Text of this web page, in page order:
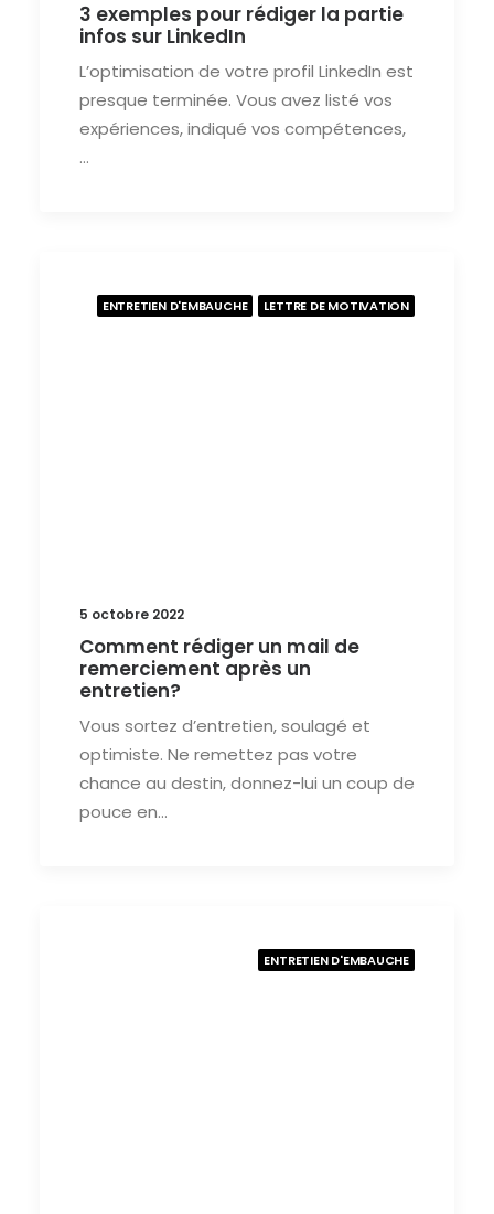
3 exemples pour rédiger la partie
infos sur LinkedIn
L’optimisation de votre profil LinkedIn est
presque terminée. Vous avez listé vos
expériences, indiqué vos compétences,
…
ENTRETIEN D'EMBAUCHE LETTRE DE MOTIVATION
5 octobre 2022
Comment rédiger un mail de
remerciement après un
entretien?
Vous sortez d’entretien, soulagé et
optimiste. Ne remettez pas votre
chance au destin, donnez-lui un coup de
pouce en…
ENTRETIEN D'EMBAUCHE